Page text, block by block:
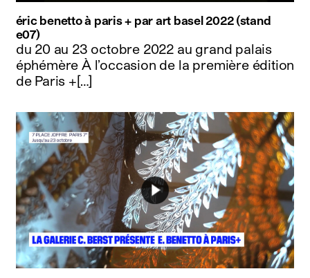
éric benetto à paris + par art basel 2022 (stand
e07)
du 20 au 23 octobre 2022 au grand palais
éphémère À l’occasion de la première édition
de Paris +[…]